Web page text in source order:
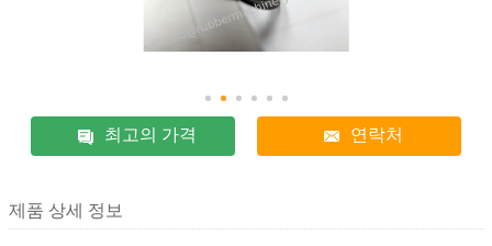
최고의 가격 연락처
제품 상세 정보